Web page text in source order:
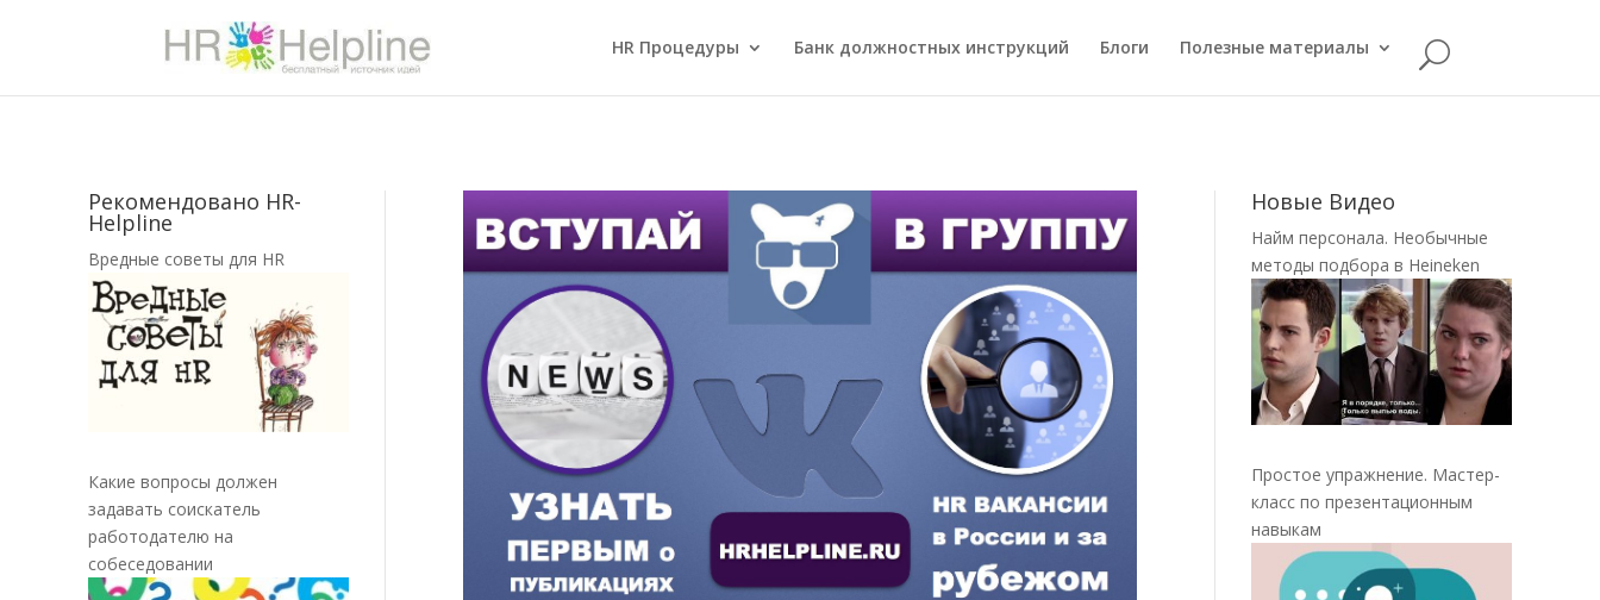
HR Процедуры Банк должностных инструкций Блоги Полезные материалы
Рекомендовано HR-
Helpline
Вредные советы для HR
Какие вопросы должен
задавать соискатель
работодателю на
собеседовании
Новые Видео
Найм персонала. Необычные
методы подбора в Heineken
Простое упражнение. Мастер-
класс по презентационным
навыкам